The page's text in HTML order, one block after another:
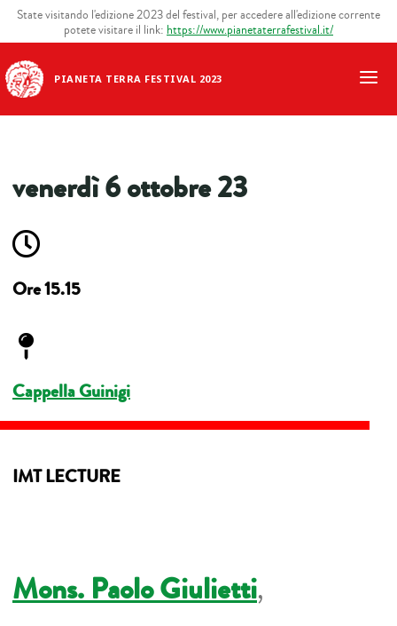
PIANETA TERRA FESTIVAL 2023
State visitando l'edizione 2023 del festival, per accedere all'edizione corrente
potete visitare il link: https://www.pianetaterrafestival.it/
venerdì 6 ottobre 23
Ore 15.15
Cappella Guinigi
IMT LECTURE
Mons. Paolo Giulietti,